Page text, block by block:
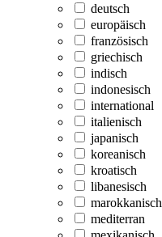
deutsch
europäisch
französisch
griechisch
indisch
indonesisch
international
italienisch
japanisch
koreanisch
kroatisch
libanesisch
marokkanisch
mediterran